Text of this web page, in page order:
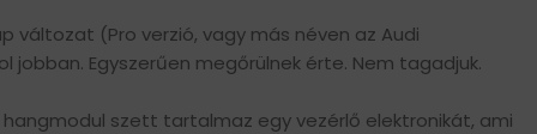
változat (Pro verzió, vagy más néven az Audi
Egyszerűen megőrülnek érte. Nem tagadjuk.
szett tartalmaz egy vezérlő elektronikát, ami